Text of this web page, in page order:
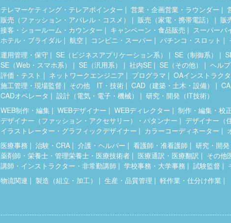
テレマーケティング・テレアポインター 営業・企画営業・ラウンダー
販売（ファッション・アパレル・コスメ）
販売（家電・携帯電話）
販
接客・ショールーム・カウンター
キャンペーン・食品販売
スーパーバ
ホテル・ブライダル
航空 コンビニ・スーパー パチンコ・スロット
運用管理・保守 SE（ビジネスアプリケーション系） SE（制御系）
SE（Web・スマホ系）
SE（汎用系） 社内SE SE（その他）
ヘル
評価・テスト
ネットワークエンジニア プログラマ
OAインストラク
施工管理・現場監督
その他 IT・技術 CAD（建築・土木・設備）
CADオペレータ
設計（電気・電子・機械） 研究・開発（IT技術）
WEB制作・編集 WEBデザイナー WEBディレクター
制作・編集・校
デザイナー（ファッション・アクセサリー）・パタンナー
デザイナー（
イラストレーター・グラフィックデザイナー
カラーコーディネーター
医療事務 治験・CRA 介護・ヘルパー 看護師・准看護師
研究・開
薬剤師・栄養士・管理栄養士・医療技術者
医療通訳・医療翻訳
その他
講師・インストラクター・非常勤講師
学校事務・大学事務 試験監督
物流関連 製造（組立・加工） 生産・品質管理 軽作業・仕分け作業